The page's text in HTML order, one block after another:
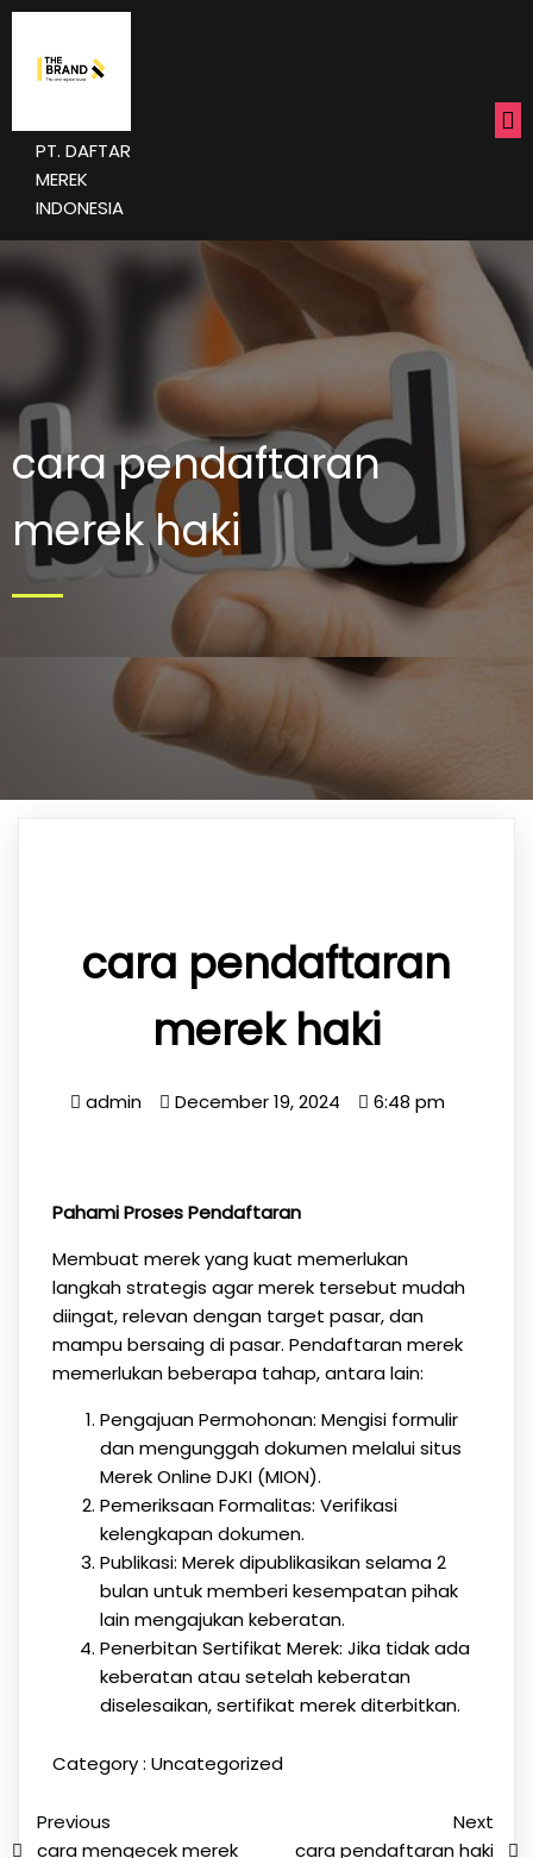
PT. DAFTAR
MEREK
INDONESIA
cara pendaftaran
merek haki
cara pendaftaran
merek haki
admin December 19, 2024 6:48 pm
Pahami Proses Pendaftaran
Membuat merek yang kuat memerlukan
langkah strategis agar merek tersebut mudah
diingat, relevan dengan target pasar, dan
mampu bersaing di pasar. Pendaftaran merek
memerlukan beberapa tahap, antara lain:
Pengajuan Permohonan: Mengisi formulir
dan mengunggah dokumen melalui situs
Merek Online DJKI (MION).
Pemeriksaan Formalitas: Verifikasi
kelengkapan dokumen.
Publikasi: Merek dipublikasikan selama 2
bulan untuk memberi kesempatan pihak
lain mengajukan keberatan.
Penerbitan Sertifikat Merek: Jika tidak ada
keberatan atau setelah keberatan
diselesaikan, sertifikat merek diterbitkan.
Category : Uncategorized
Previous
cara mengecek merek
Next
cara pendaftaran haki